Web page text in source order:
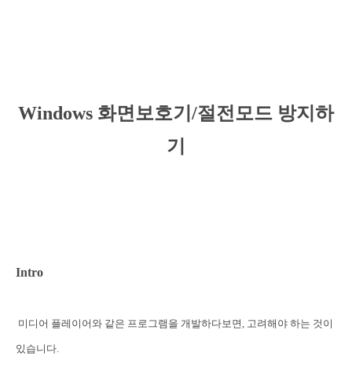
Windows 화면보호기/절전모드 방지하
기
Intro
미디어 플레이어와 같은 프로그램을 개발하다보면, 고려해야 하는 것이
있습니다.